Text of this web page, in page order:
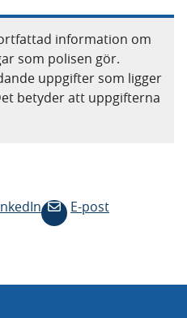
information om
som polisen gör.
uppgifter som ligger
betyder att uppgifterna
E-post